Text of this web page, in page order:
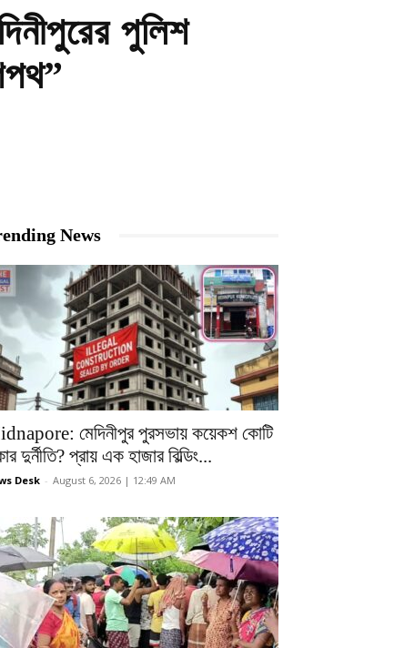
পুলিশ
News
মেদিনীপুর পুরসভায় কয়েকশ কোটি
দুর্নীতি? প্রায় এক হাজার বিল্ডিং...
Desk - August 6, 2026 | 12:49 AM